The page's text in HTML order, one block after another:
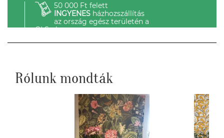
50 000 Ft felett
INGYENESházhozszállítás
az ország egész területén a
GLS-el.
Rólunk mondták